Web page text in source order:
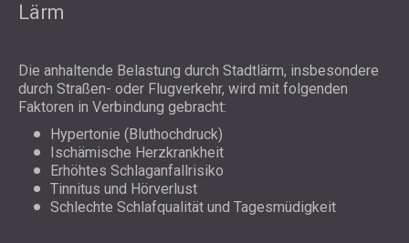
Lärm
Die anhaltende Belastung durch Stadtlärm, insbesondere
durch Straßen- oder Flugverkehr, wird mit folgenden
Faktoren in Verbindung gebracht:
Hypertonie (Bluthochdruck)
Ischämische Herzkrankheit
Erhöhtes Schlaganfallrisiko
Tinnitus und Hörverlust
Schlechte Schlafqualität und Tagesmüdigkeit